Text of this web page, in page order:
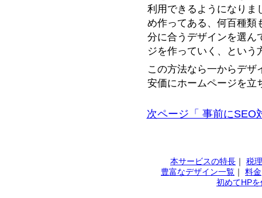
利用できるようになりま
め作ってある、何百種類
分に合うデザインを選ん
ジを作っていく、という
この方法なら一からデザ
安価にホームページを立
次ページ「 事前にSEO
本サービスの特長 ｜
税
豊富なデザイン一覧 ｜ 料金
初めてHP